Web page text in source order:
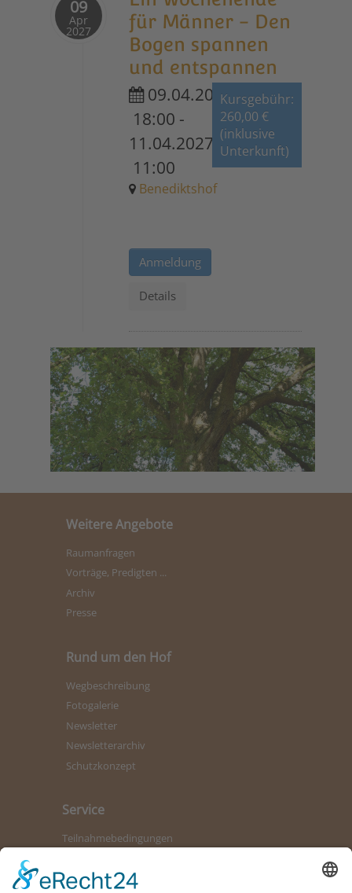
09
Apr
2027
für Männer - Den
Bogen spannen
und entspannen
09.04.2027
18:00 -
11.04.2027
11:00
Benediktshof
Kursgebühr:
260,00 €
(inklusive
Unterkunft)
Anmeldung
Details
Weitere Angebote
Raumanfragen
Vorträge, Predigten ...
Archiv
Presse
Rund um den Hof
Wegbeschreibung
Fotogalerie
Newsletter
Newsletterarchiv
Schutzkonzept
Service
Teilnahmebedingungen
Bürozeiten